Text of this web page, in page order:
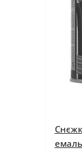
емаль